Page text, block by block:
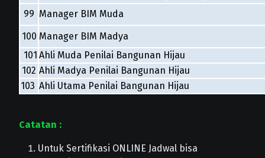
99 Manager BIM Muda
100 Manager BIM Madya
101 Ahli Muda Penilai Bangunan Hijau
102 Ahli Madya Penilai Bangunan Hijau
103 Ahli Utama Penilai Bangunan Hijau
Catatan :
Untuk Sertifikasi ONLINE Jadwal bisa